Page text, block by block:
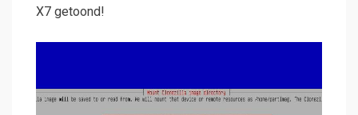
X7 getoond!